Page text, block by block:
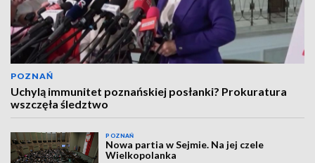
POZNAŃ
Uchylą immunitet poznańskiej posłanki? Prokuratura
wszczęła śledztwo
POZNAŃ
Nowa partia w Sejmie. Na jej czele
Wielkopolanka